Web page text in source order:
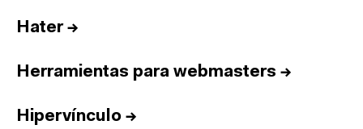
Hater→
Herramientas para webmasters →
Hipervínculo →